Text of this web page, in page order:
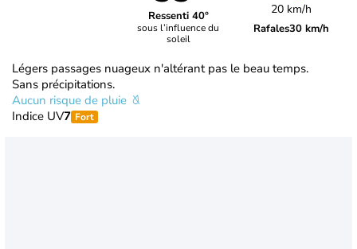
Ressenti 40°
sous l’influence du
soleil
20 km/h
Rafales30 km/h
Légers passages nuageux n'altérant pas le beau temps.
Sans précipitations.
Aucun risque de pluie
Indice UV7 Fort